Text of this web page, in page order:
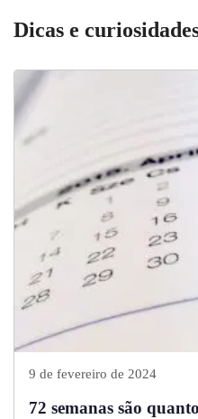
Dicas e
9 de fevereiro de 2024
72 semanas são